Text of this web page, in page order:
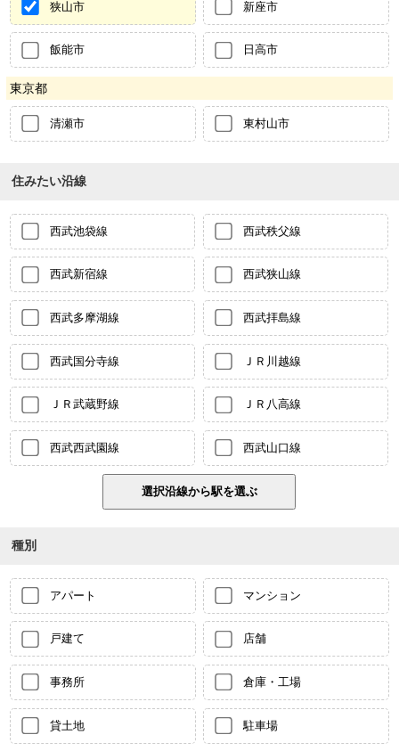
狭山市 新座市
飯能市 日高市
東京都
清瀬市 東村山市
住みたい沿線
西武池袋線 西武秩父線
西武新宿線 西武狭山線
西武多摩湖線 西武拝島線
西武国分寺線 ＪＲ川越線
ＪＲ武蔵野線 ＪＲ八高線
西武西武園線 西武山口線
種別
アパート マンション
戸建て 店舗
事務所 倉庫・工場
貸土地 駐車場